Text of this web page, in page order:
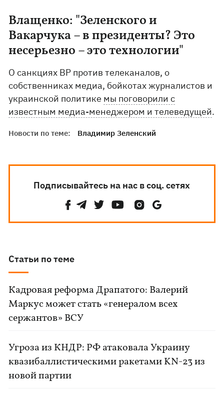
Влащенко: "Зеленского и
Вакарчука – в президенты? Это
несерьезно – это технологии"
О санкциях ВР против телеканалов, о
собственниках медиа, бойкотах журналистов и
украинской политике мы поговорили с
известным медиа-менеджером и телеведущей.
Новости по теме: Владимир Зеленский
Подписывайтесь на нас в соц. сетях
Статьи по теме
Кадровая реформа Драпатого: Валерий
Маркус может стать «генералом всех
сержантов» ВСУ
Угроза из КНДР: РФ атаковала Украину
квазибаллистическими ракетами KN-23 из
новой партии